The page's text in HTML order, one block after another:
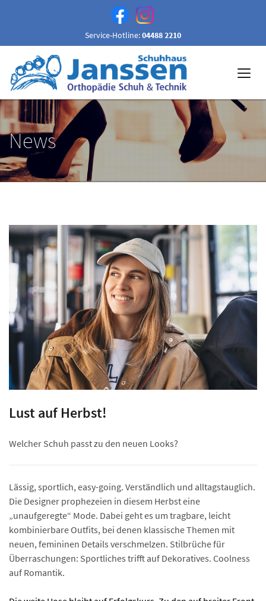
Service-Hotline:04488 2210
News
Lust auf Herbst!
Welcher Schuh passt zu den neuen Looks?
Lässig, sportlich, easy-going. Verständlich und alltagstauglich.
Die Designer prophezeien in diesem Herbst eine
„unaufgeregte“ Mode. Dabei geht es um tragbare, leicht
kombinierbare Outfits, bei denen klassische Themen mit
neuen, femininen Details verschmelzen. Stilbrüche für
Überraschungen: Sportliches trifft auf Dekoratives. Coolness
auf Romantik.